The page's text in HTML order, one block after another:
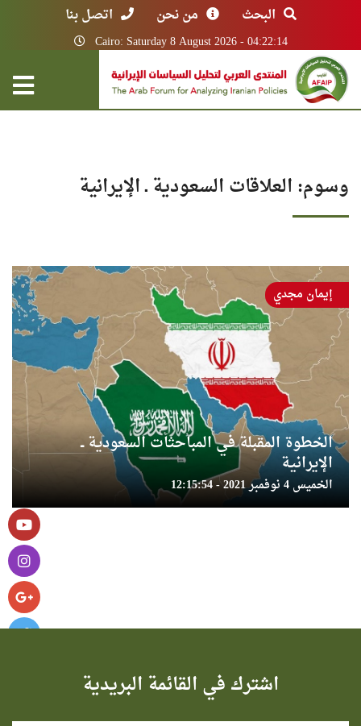
البحث من نحن اتصل بنا
Cairo: Saturday 8 August 2026 - 04:22:14
وسوم: العلاقات السعودية ـ الإيرانية
الخطوة المقبلة في المباحثات السعودية ــ
الإيرانية
الخميس 4 نوفمبر 2021 - 12:15:54
إيمان مجدي
اشترك في القائمة البريدية